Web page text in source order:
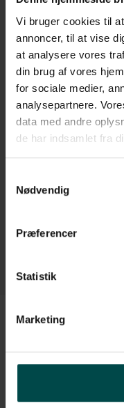
Vi bruger cookies til
annoncer, til at vise
at analysere vores
din brug af vores
for sociale medier,
analysepartnere.
data med andre
de har indsamlet fra
Nødvendig
Præferencer
Statistik
Marketing
Pr. kasse(r) v/1
1.428,00 kr.
Pr. kasse(r) v/2
1.356,00 kr.
kasse(r)